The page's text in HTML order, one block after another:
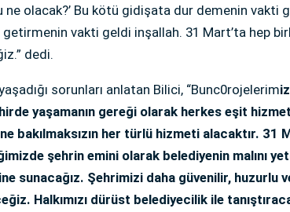
ne olacak?’ Bu kötü gidişata dur demenin vakti
getirmenin vakti geldi inşallah. 31 Mart’ta hep
dedi.
sorunları anlatan Bilici, “Bunc0rojelerim
yaşamanın gereği olarak herkes eşit
bakılmaksızın her türlü hizmeti alacaktır. 31
şehrin emini olarak belediyenin malını
sunacağız. Şehrimizi daha güvenilir, huzurlu
Halkımızı dürüst belediyecilik ile